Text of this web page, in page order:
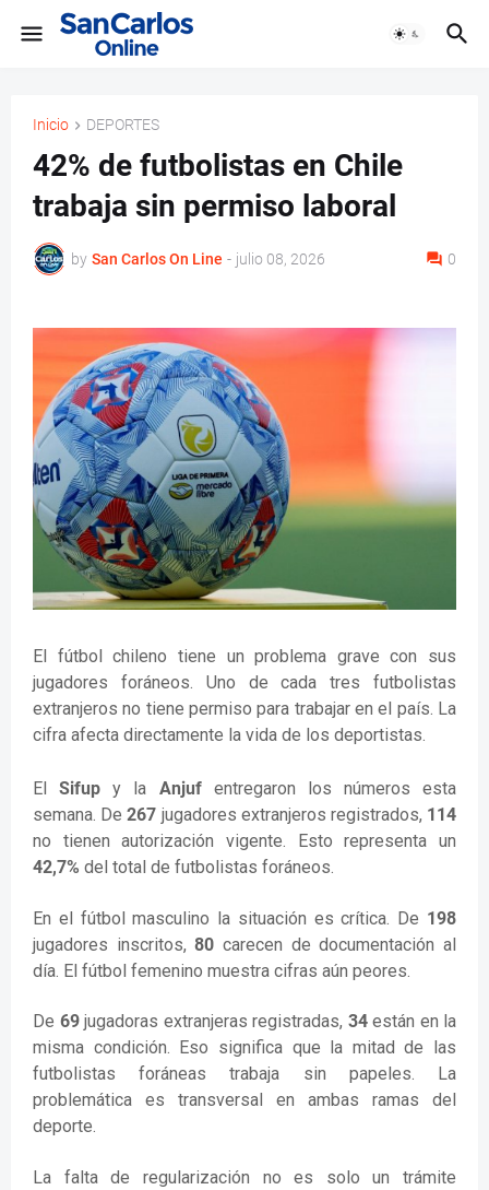
Inicio DEPORTES
42% de futbolistas en Chile
trabaja sin permiso laboral
by San Carlos On Line - julio 08, 2026 0
El fútbol chileno tiene un problema grave con sus
jugadores foráneos. Uno de cada tres futbolistas
extranjeros no tiene permiso para trabajar en el país. La
cifra afecta directamente la vida de los deportistas.
ElSifup y la Anjufentregaron los números esta
semana. De267 jugadores extranjeros registrados, 114
no tienen autorización vigente. Esto representa un
42,7% del total de futbolistas foráneos.
En el fútbol masculino la situación es crítica. De 198
jugadores inscritos,80 carecen de documentación al
día. El fútbol femenino muestra cifras aún peores.
De 69jugadoras extranjeras registradas, 34están en la
misma condición. Eso significa que la mitad de las
futbolistas foráneas trabaja sin papeles. La
problemática es transversal en ambas ramas del
deporte.
La falta de regularización no es solo un trámite